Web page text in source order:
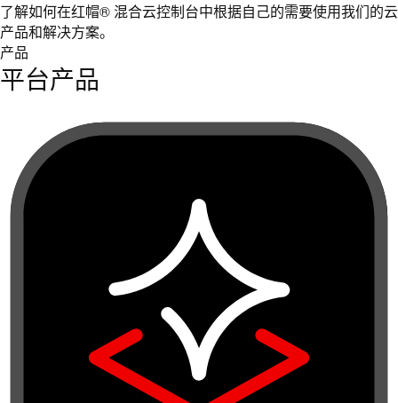
了解如何在红帽® 混合云控制台中根据自己的需要使用我们的云
产品和解决方案。
产品
平台产品